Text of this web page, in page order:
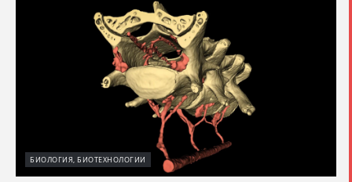
БИОЛОГИЯ, БИОТЕХНОЛОГИИ